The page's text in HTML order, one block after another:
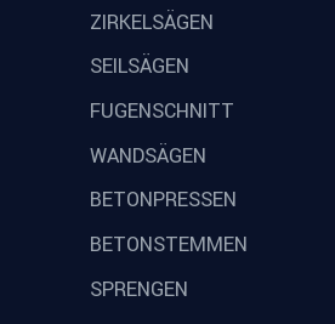
ZIRKELSÄGEN
SEILSÄGEN
FUGENSCHNITT
WANDSÄGEN
BETONPRESSEN
BETONSTEMMEN
SPRENGEN